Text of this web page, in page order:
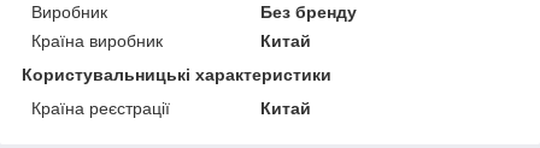
Виробник
Без бренду
Країна виробник
Китай
Користувальницькі характеристики
Країна реєстрації
Китай